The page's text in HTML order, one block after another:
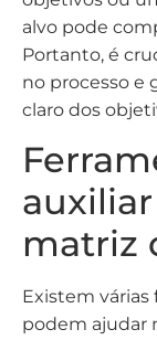
alvo pode
Portanto, é
no processo e
claro dos
matriz
Existem
podem ajudar